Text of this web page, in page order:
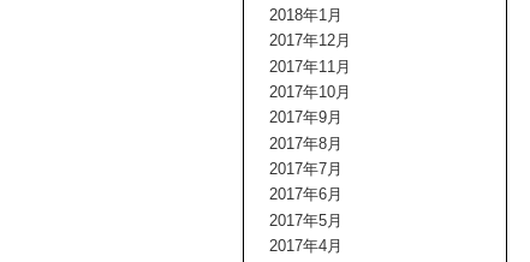
2018年1月
2017年12月
2017年11月
2017年10月
2017年9月
2017年8月
2017年7月
2017年6月
2017年5月
2017年4月